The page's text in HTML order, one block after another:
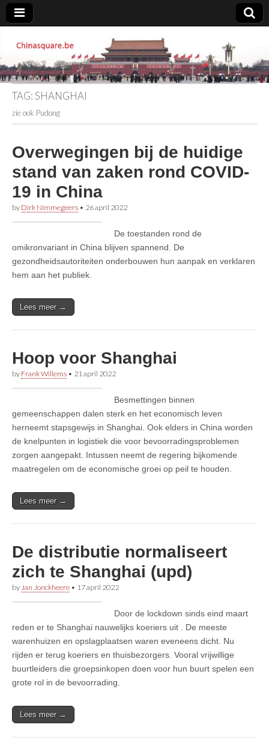
Chinasquare.be
TAG:SHANGHAI
zie ook Pudong
Overwegingen bij de huidige
stand van zaken rond COVID-
19 in China
by Dirk Nimmegeers • 26 april 2022
De toestanden rond de
omikronvariant in China blijven spannend. De
gezondheidsautoriteiten onderbouwen hun aanpak en verklaren
hem aan het publiek.
Lees meer →
Hoop voor Shanghai
by Frank Willems • 21 april 2022
Besmettingen binnen
gemeenschappen dalen sterk en het economisch leven
herneemt stapsgewijs in Shanghai. Ook elders in China worden
de knelpunten in logistiek die voor bevoorradingsproblemen
zorgen aangepakt. Intussen neemt de regering bijkomende
maatregelen om de economische groei op peil te houden.
Lees meer →
De distributie normaliseert
zich te Shanghai (upd)
by Jan Jonckheere • 17 april 2022
Door de lockdown sinds eind maart
reden er te Shanghai nauwelijks koeriers uit . De meeste
warenhuizen en opslagplaatsen waren eveneens dicht. Nu
rijden er terug koeriers en thuisbezorgers. Vooral vrijwillige
buurtleiders die groepsinkopen doen voor hun buurt spelen een
grote rol in de bevoorrading.
Lees meer →